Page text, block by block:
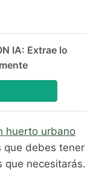
IA: Extrae lo
huerto urbano
que debes tener
que necesitarás.